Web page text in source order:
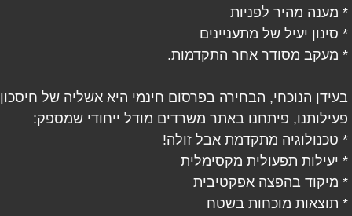
* מענה מהיר לפניות
* סינון יעיל של מתעניינים
* מעקב מסודר אחר התקדמות.
פעילותנו, פיתחנו באתר משרדים מודל ייחודי שמספק:
* טכנולוגיה מתקדמת אבל זולה!
* יעילות תפעולית מקסימלית
* מיקוד בהפצה אפקטיבית
* תוצאות מוכחות בשטח